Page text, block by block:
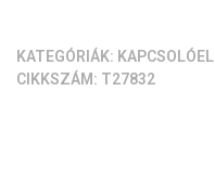
KATEGÓRIÁK:
CIKKSZÁM: T27832